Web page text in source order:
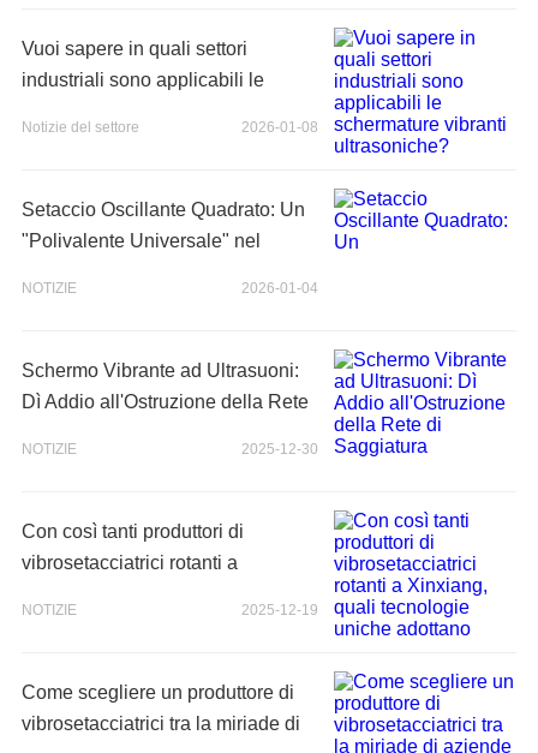
Vuoi sapere in quali settori
industriali sono applicabili le
2026-01-08
Notizie del settore
Setaccio Oscillante Quadrato: Un
"Polivalente Universale" nel
2026-01-04
NOTIZIE
Schermo Vibrante ad Ultrasuoni:
Dì Addio all'Ostruzione della Rete
2025-12-30
NOTIZIE
Con così tanti produttori di
vibrosetacciatrici rotanti a
2025-12-19
NOTIZIE
Come scegliere un produttore di
vibrosetacciatrici tra la miriade di